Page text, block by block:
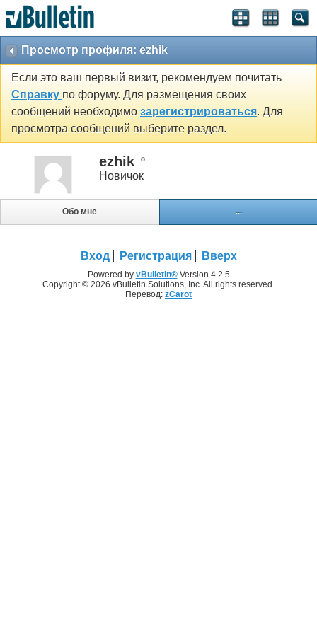
Просмотр профиля: ezhik
Если это ваш первый визит, рекомендуем почитать
Справку по форуму. Для размещения своих
сообщений необходимо зарегистрироваться. Для
просмотра сообщений выберите раздел.
ezhik
Новичок
Обо мне ...
Вход Регистрация Вверх
Powered by vBulletin®Version 4.2.5
Copyright © 2026 vBulletin Solutions, Inc. All rights reserved.
Перевод: zCarot